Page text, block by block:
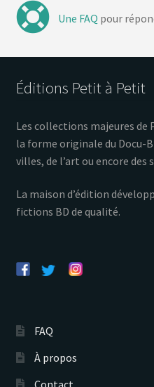
Une FAQ pour
Éditions Petit à Petit
Les collections majeures
la forme originale du Docu-
villes, de l’art ou encore
La maison d’édition
fictions BD de qualité.
FAQ
À propos
Contact